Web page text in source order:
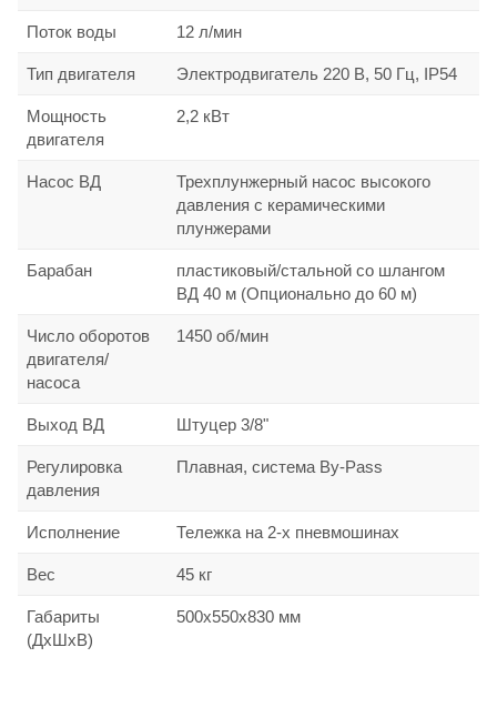
Поток воды 12 л/мин
Тип двигателя Электродвигатель 220 В, 50 Гц, IP54
Мощность
двигателя
2,2 кВт
Насос ВД
Трехплунжерный насос высокого
давления с керамическими
плунжерами
Барабан
пластиковый/стальной со шлангом
ВД 40 м (Опционально до 60 м)
Число оборотов
двигателя/
насоса
1450 об/мин
Выход ВД Штуцер 3/8"
Регулировка
давления
Плавная, система By-Pass
Исполнение Тележка на 2-х пневмошинах
Вес 45 кг
Габариты
(ДхШхВ)
500х550х830 мм